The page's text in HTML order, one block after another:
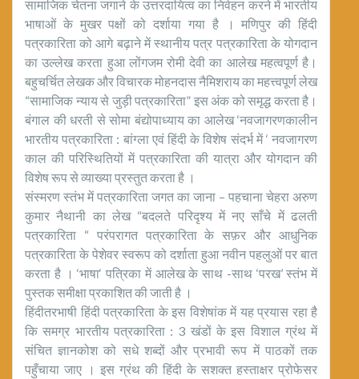
सामाजिक चेतना जगाने के उत्तरदायित्व का निर्वहन करने में भारतीय
भाषाओं के मुखर पक्षों को दर्शाया गया है । मणिपुर की हिंदी
पत्रकारिता को आगे बढ़ाने में स्थानीय पत्र पत्रकारिता के योगदान
का उल्लेख करता हुआ लोंगजम रोमी देवी का आलेख महत्वपूर्ण है।
बहुचर्चित लेखक और विचारक मोहनदास नैमिशराय का महत्त्वपूर्ण लेख
“सामाजिक न्याय से जुड़ी पत्रकारिता” इस अंक को समृद्ध करता है।
बंगाल की धरती से सोमा बंद्योपाध्याय का आलेख ‘नवजागरणकालीन
भारतीय पत्रकारिता : बांग्ला एवं हिंदी के विशेष संदर्भ में ‘ नवजागरण
काल की परिस्थितियों में पत्रकारिता की यात्रा और योगदान की
विशेष रूप से व्याख्या प्रस्तुत करता है ।
संस्मरण स्तंभ में पत्रकारिता जगत का जाना – पहचाना चेहरा अरुण
कुमार नैथानी का लेख “बदलते परिदृश्य में नए साँचे में ढलती
पत्रकारिता “ परंपरागत पत्रकारिता के सफ़र और आधुनिक
पत्रकारिता के पेशेवर स्वरूप को दर्शाता हुआ नवीन पहलुओं पर बात
करता है । ‘भाषा‘ पत्रिका में आलेख के साथ -साथ ‘परख’ स्तंभ में
पुस्तक समीक्षा प्रकाशित की जाती है ।
हिंदीतरभाषी हिंदी पत्रकारिता के इस विशेषांक में यह प्रयास रहा है
कि समग्र भारतीय पत्रकारिता : 3 खंडों के इस विशाल ग्रंथ में
संचित ज्ञानकोश को सधे शब्दों और प्रभावी रूप में पाठकों तक
पहुँचाया जाए । इस ग्रंथ की हिंदी के सशक्त हस्ताक्षर प्रोफेसर